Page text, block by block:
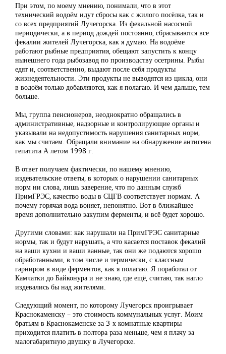
При этом, по моему мнению, понимали, что в этот
технический водоём идут сбросы как с жилого посёлка, так и
со всех предприятий Лучегорска. Из фекальной насосной
периодически, а в период дождей постоянно, сбрасываются все
фекалии жителей Лучегорска, как я думаю. На водоёме
работают рыбные предприятия, обещают запустить к концу
нынешнего года рыбозавод по производству осетрины. Рыбы
едят и, соответственно, выдают после себя продукты
жизнедеятельности. Эти продукты не выводятся из цикла, они
в водоём только добавляются, как я полагаю. И чем дальше, тем
больше.
Мы, группа пенсионеров, неоднократно обращались в
административные, надзорные и контролирующие органы и
указывали на недопустимость нарушения санитарных норм,
как мы считаем. Обращали внимание на обнаружение антигена
гепатита А летом 1998 г.
В ответ получаем фактически, по нашему мнению,
издевательские ответы, в которых о нарушении санитарных
норм ни слова, лишь заверение, что по данным служб
ПримГРЭС, качество воды в СЦГВ соответствует нормам. А
почему горячая вода воняет, непонятно. Вот в ближайшее
время дополнительно закупим ферменты, и всё будет хорошо.
Другими словами: как нарушали на ПримГРЭС санитарные
нормы, так и будут нарушать, а что касается поставок фекалий
на ваши кухни и ваши ванные, так они же подаются хорошо
обработанными, в том числе и термически, с классным
гарниром в виде ферментов, как я полагаю. Я поработал от
Камчатки до Байконура и не знаю, где ещё, считаю, так нагло
издевались бы над жителями.
Следующий момент, по которому Лучегорск проигрывает
Краснокаменску – это стоимость коммунальных услуг. Моим
братьям в Краснокаменске за 3-х комнатные квартиры
приходится платить в полтора раза меньше, чем я плачу за
малогабаритную двушку в Лучегорске.